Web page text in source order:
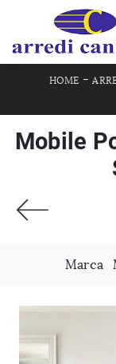
HOME -
Mobile
Marca